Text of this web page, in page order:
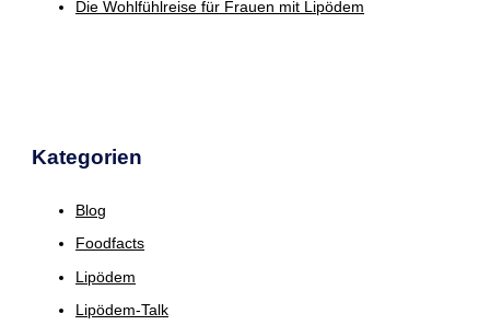
Die Wohlfühlreise für Frauen mit Lipödem
Kategorien
Blog
Foodfacts
Lipödem
Lipödem-Talk